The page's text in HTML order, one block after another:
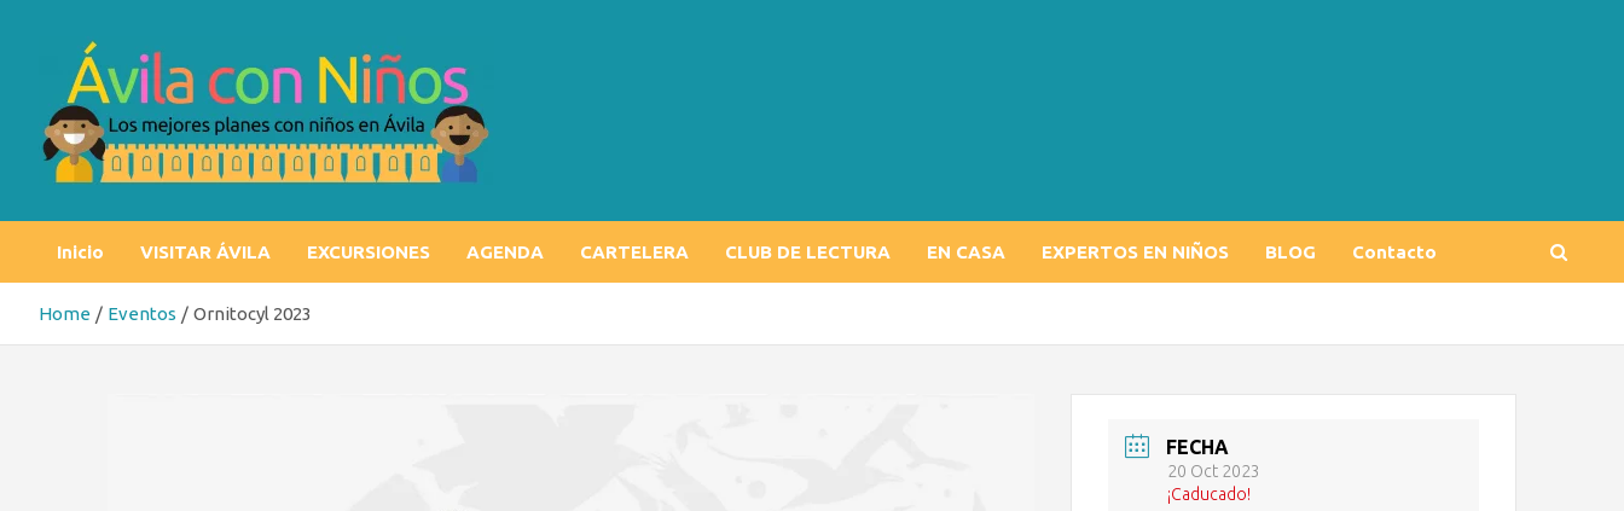
Inicio VISITAR ÁVILA EXCURSIONES AGENDA CARTELERA CLUB DE LECTURA EN CASA EXPERTOS EN NIÑOS BLOG Contacto
Home Eventos Ornitocyl 2023
FECHA
20 Oct 2023
¡Caducado!